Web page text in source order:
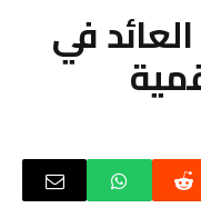
في